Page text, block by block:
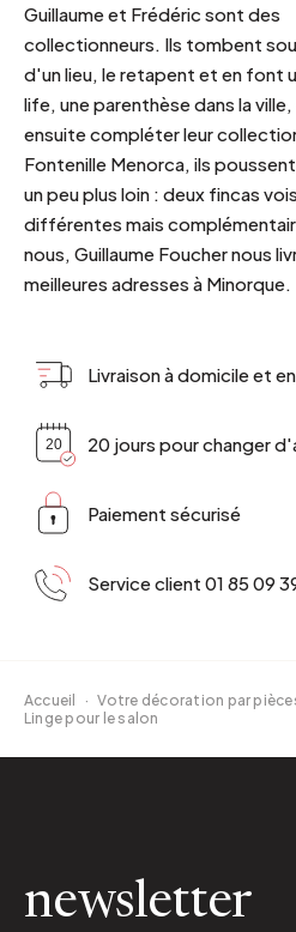
Guillaume et Frédéric sont des
collectionneurs. Ils tombent
d'un lieu, le retapent et en font
life, une parenthèse dans la
ensuite compléter leur
Fontenille Menorca, ils
un peu plus loin : deux fincas
différentes mais
nous, Guillaume Foucher nous
meilleures adresses à Minorque.
Livraison à domicile et
20 jours pour changer
Paiement sécurisé
Service client 01 85 09
Accueil · Votre décoration par
Linge pour le salon
newsletter